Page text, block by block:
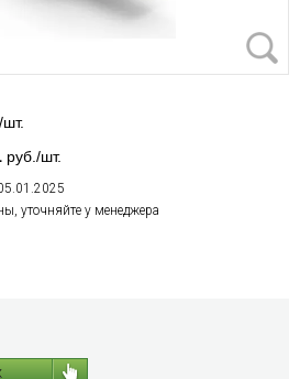
руб./шт.
уточняйте у менеджера